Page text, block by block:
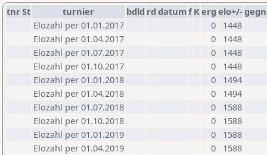
tnrSt turnier bdld rd datumf Kerg elo+/-
Elozahl per 01.01.2017
0
1448
Elozahl per 01.04.2017
0
1448
Elozahl per 01.07.2017
0
1448
Elozahl per 01.10.2017
0
1448
Elozahl per 01.01.2018
0
1494
Elozahl per 01.04.2018
0
1494
Elozahl per 01.07.2018
0
1588
Elozahl per 01.10.2018
0
1588
Elozahl per 01.01.2019
0
1588
Elozahl per 01.04.2019
0
1588